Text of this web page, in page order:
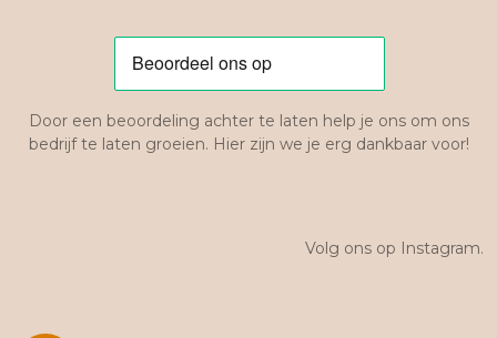
Door een beoordeling achter te laten help je ons om ons
bedrijf te laten groeien. Hier zijn we je erg dankbaar voor!
Volg ons op Instagram.